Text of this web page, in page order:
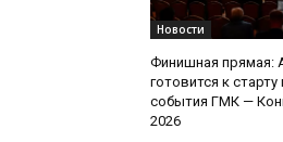
Новости
Финишная прямая:
готовится к
события ГМК —
2026